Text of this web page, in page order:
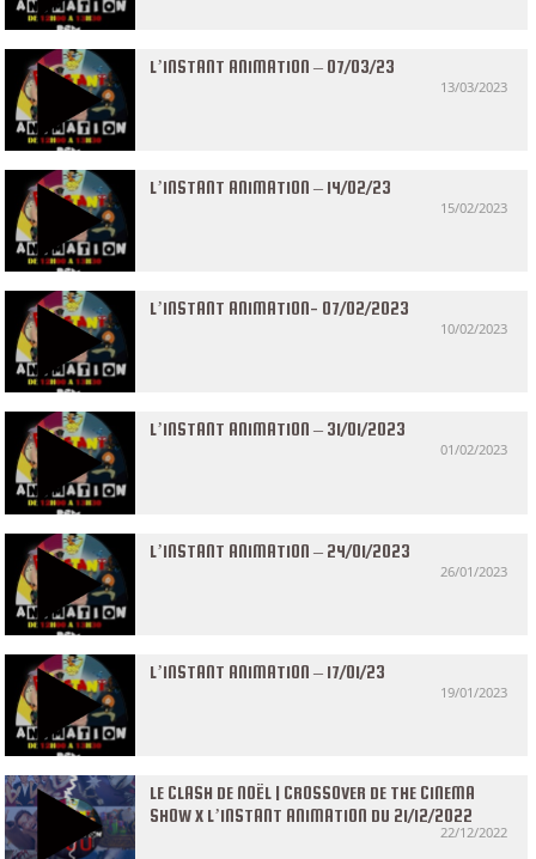
L’INSTANT ANIMATION – 07/03/23
13/03/2023
L’INSTANT ANIMATION – 14/02/23
15/02/2023
L’INSTANT ANIMATION- 07/02/2023
10/02/2023
L’INSTANT ANIMATION – 31/01/2023
01/02/2023
L’INSTANT ANIMATION – 24/01/2023
26/01/2023
L’INSTANT ANIMATION – 17/01/23
19/01/2023
LE CLASH DE NOËL | CROSSOVER DE THE CINEMA
SHOW X L’INSTANT ANIMATION DU 21/12/2022
22/12/2022